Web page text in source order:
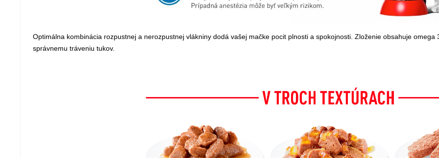
Optimálna kombinácia rozpustnej a nerozpustnej vlákniny dodá vašej mačke pocit plnosti a spokojnosti. Zloženie obsahuje omega
správnemu tráveniu tukov.